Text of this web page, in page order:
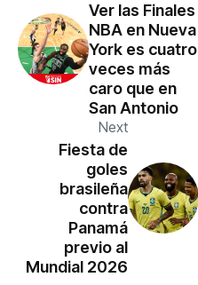
Ver las Finales
NBA en Nueva
York es cuatro
veces más
caro que en
San Antonio
Next
Fiesta de
goles
brasileña
contra
Panamá
previo al
Mundial 2026